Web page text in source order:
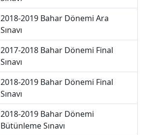
2018-2019 Bahar Dönemi Ara
Sınavı
2017-2018 Bahar Dönemi Final
Sınavı
2018-2019 Bahar Dönemi Final
Sınavı
2018-2019 Bahar Dönemi
Bütünleme Sınavı